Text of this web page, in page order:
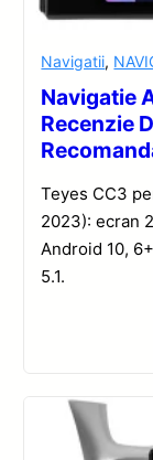
Navigatii,
Navigatie
Recenzie
Teyes CC3
2023): ecran
Android 10,
5.1.